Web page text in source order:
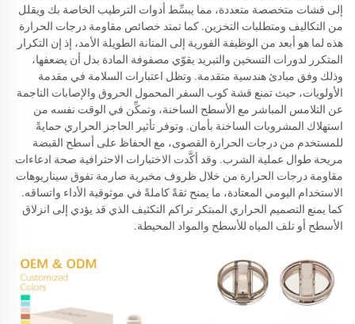
إلى قشات متخصصة متعددة، مما يبسِّط أدوات الترطيب الخاصة بك ويقلل
من التكاليف ومتطلبات التخزين. كما تمتد خصائص مقاومة درجات الحرارة
هذه لما هو أبعد من الوظيفة الفورية إلى المتانة الطويلة الأمد، إذ إن التكرار
المتكرر لدورات التسخين والتبريد يقوّي مصفوفة المادة بدل أن يضعفها،
وذلك وفق مبادئ هندسية متقدمة. وتظل اعتبارات السلامة في مقدمة
الأولويات، حيث تمنع قشة كوب السفر المحمول الحروق والإصابات الناجمة
عن التلامس المباشر مع الأسطح الساخنة، وتمكِّن في الوقت نفسه من
استهلاك المشروبات الساخنة بأمان. وتوفر تأثير الحاجز الحراري حمايةً
للمستخدم من درجات الحرارة القصوى، مع الحفاظ على أسطح القبضة
مريحة طوال عملية الشرب. وقد أكَّدت الاختبارات الاحترافية صحة ادعاءات
مقاومة درجات الحرارة من خلال ظروف مخبرية صارمة تفوق سيناريوهات
الاستخدام اليومي المعتادة، ما يمنح ثقةً كاملةً في موثوقية الأداء واتساقه.
كما يمنع التصميم الحراري المبتكر تراكم التكثيف الذي قد يؤدي إلى انزلاق
الأسطح أو تلف المياه للأسطح والمواد المحيطة.